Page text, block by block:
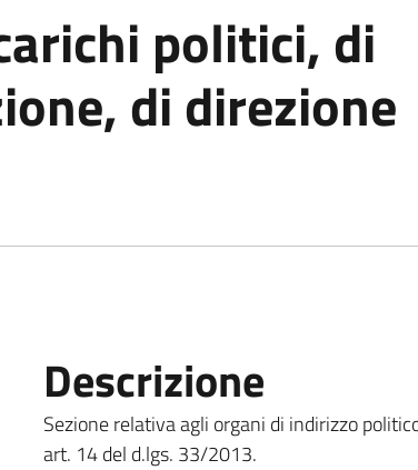
politici, di
di direzione
Descrizione
Sezione relativa agli organi di indirizzo
art. 14 del d.lgs. 33/2013.